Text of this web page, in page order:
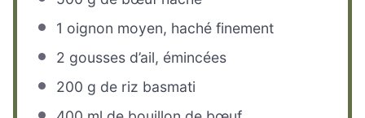
1 oignon moyen, haché finement
2 gousses d’ail, émincées
200 g de riz basmati